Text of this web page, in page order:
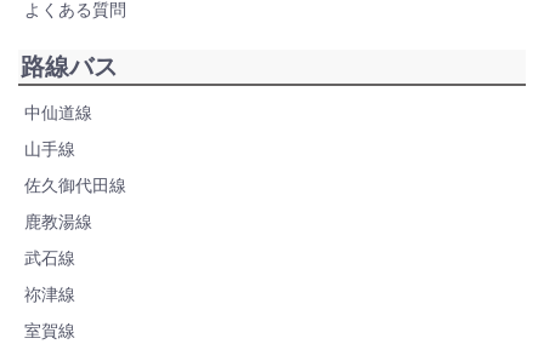
よくある質問
路線バス
中仙道線
山手線
佐久御代田線
鹿教湯線
武石線
祢津線
室賀線